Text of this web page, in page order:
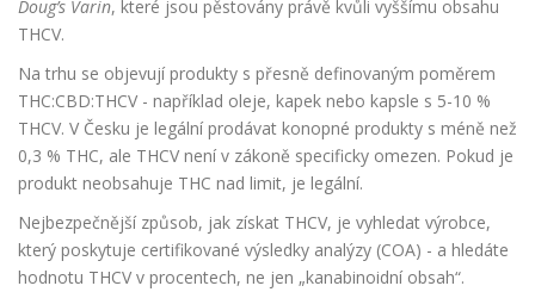
Doug’s Varin, které jsou pěstovány právě kvůli vyššímu obsahu
THCV.
Na trhu se objevují produkty s přesně definovaným poměrem
THC:CBD:THCV - například oleje, kapek nebo kapsle s 5-10 %
THCV. V Česku je legální prodávat konopné produkty s méně než
0,3 % THC, ale THCV není v zákoně specificky omezen. Pokud je
produkt neobsahuje THC nad limit, je legální.
Nejbezpečnější způsob, jak získat THCV, je vyhledat výrobce,
který poskytuje certifikované výsledky analýzy (COA) - a hledáte
hodnotu THCV v procentech, ne jen „kanabinoidní obsah“.